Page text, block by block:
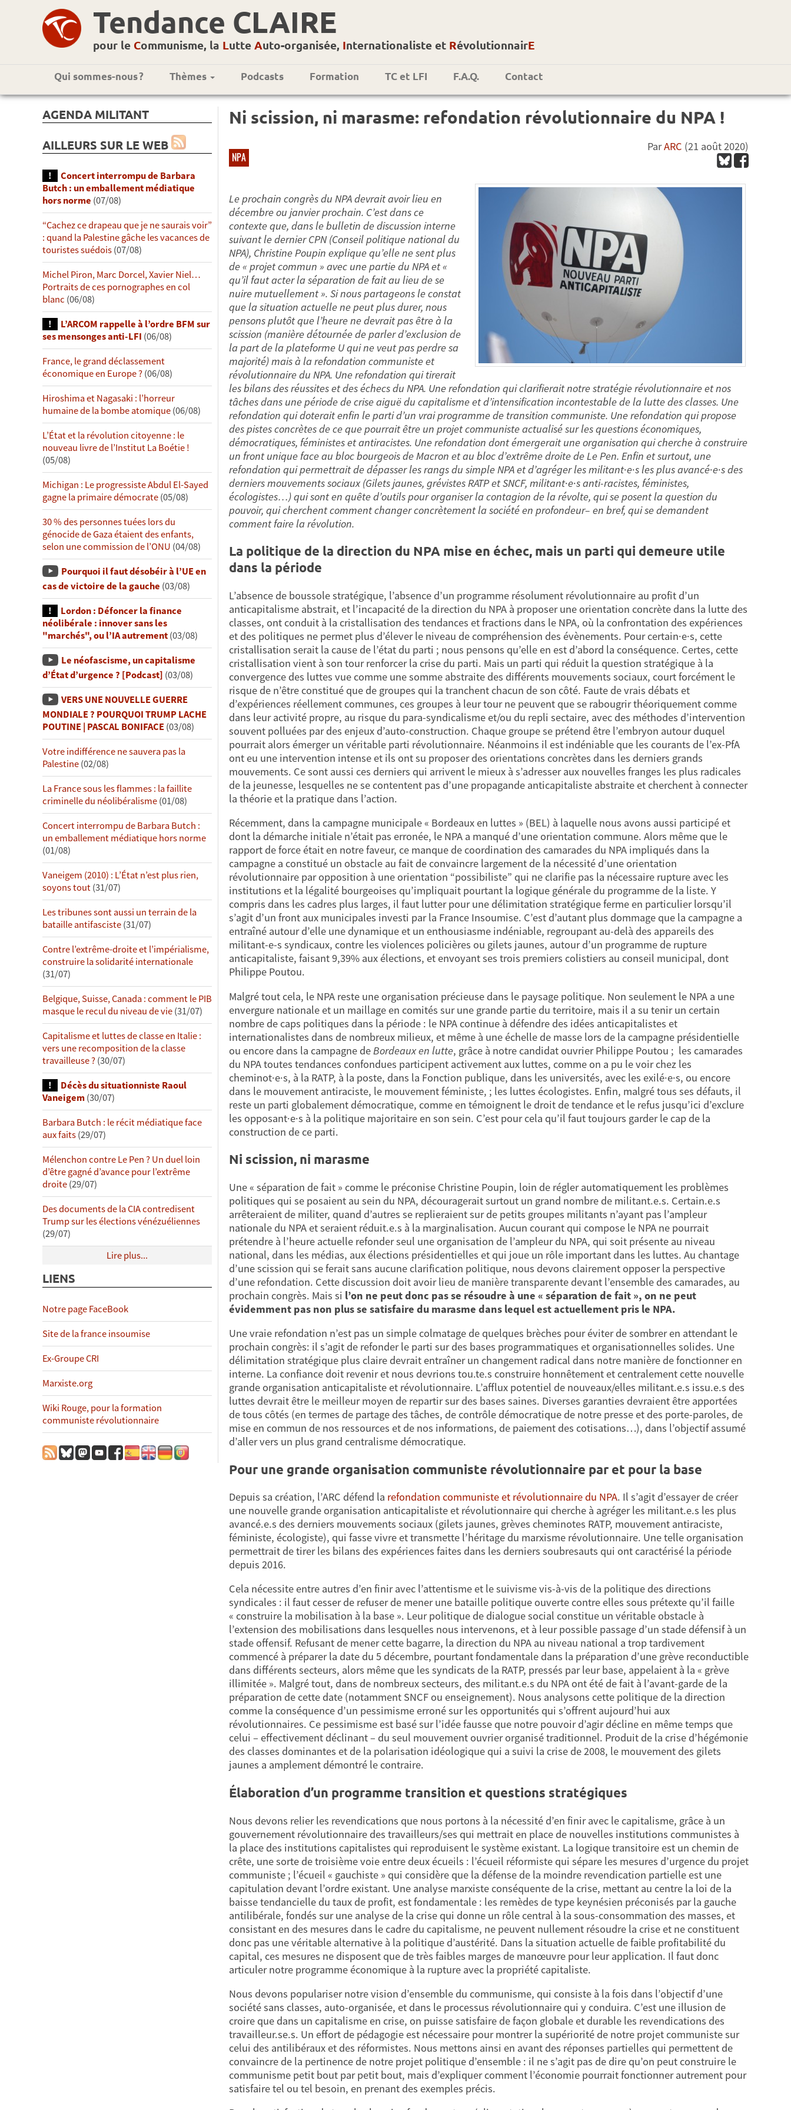
Tendance CLAIRE
pour le Communisme, la Lutte Auto-organisée, Internationaliste et RévolutionnairE
Qui sommes-nous ? Thèmes Podcasts Formation TC et LFI F.A.Q. Contact
AGENDA MILITANT
AILLEURS SUR LE WEB
Concert interrompu de Barbara
Butch : un emballement médiatique
hors norme (07/08)
“Cachez ce drapeau que je ne saurais voir”
: quand la Palestine gâche les vacances de
touristes suédois(07/08)
Michel Piron, Marc Dorcel, Xavier Niel…
Portraits de ces pornographes en col
blanc (06/08)
L’ARCOM rappelle à l’ordre BFM sur
ses mensonges anti-LFI (06/08)
France, le grand déclassement
économique en Europe ?(06/08)
Hiroshima et Nagasaki : l’horreur
humaine de la bombe atomique(06/08)
L’État et la révolution citoyenne : le
nouveau livre de l’Institut La Boétie !
(05/08)
Michigan : Le progressiste Abdul El-Sayed
gagne la primaire démocrate(05/08)
30 % des personnes tuées lors du
génocide de Gaza étaient des enfants,
selon une commission de l’ONU (04/08)
Pourquoi il faut désobéir à l’UE en
cas de victoire de la gauche (03/08)
Lordon : Défoncer la finance
néolibérale : innover sans les
"marchés", ou l’IA autrement(03/08)
Le néofascisme, un capitalisme
d’État d’urgence ? [Podcast] (03/08)
VERS UNE NOUVELLE GUERRE
MONDIALE ? POURQUOI TRUMP LACHE
POUTINE | PASCAL BONIFACE(03/08)
Votre indifférence ne sauvera pas la
Palestine(02/08)
La France sous les flammes : la faillite
criminelle du néolibéralisme(01/08)
Concert interrompu de Barbara Butch :
un emballement médiatique hors norme
(01/08)
Vaneigem (2010) : L’État n’est plus rien,
soyons tout(31/07)
Les tribunes sont aussi un terrain de la
bataille antifasciste(31/07)
Contre l’extrême-droite et l’impérialisme,
construire la solidarité internationale
(31/07)
Belgique, Suisse, Canada : comment le PIB
masque le recul du niveau de vie(31/07)
Capitalisme et luttes de classe en Italie :
vers une recomposition de la classe
travailleuse ?(30/07)
Décès du situationniste Raoul
Vaneigem(30/07)
Barbara Butch : le récit médiatique face
aux faits(29/07)
Mélenchon contre Le Pen ? Un duel loin
d’être gagné d’avance pour l’extrême
droite(29/07)
Des documents de la CIA contredisent
Trump sur les élections vénézuéliennes
(29/07)
Lire plus...
LIENS
Notre page FaceBook
Site de la france insoumise
Ex-Groupe CRI
Marxiste.org
Wiki Rouge, pour la formation
communiste révolutionnaire
Ni scission, ni marasme: refondation révolutionnaire du NPA !
NPA
ParARC (21 août 2020)
Le prochain congrès du NPA devrait avoir lieu en
décembre ou janvier prochain. C’est dans ce
contexte que, dans le bulletin de discussion interne
suivant le dernier CPN (Conseil politique national du
NPA), Christine Poupin explique qu’elle ne sent plus
de « projet commun » avec une partie du NPA et «
qu’il faut acter la séparation de fait au lieu de se
nuire mutuellement ». Si nous partageons le constat
que la situation actuelle ne peut plus durer, nous
pensons plutôt que l’heure ne devrait pas être à la
scission (manière détournée de parler d’exclusion de
la part de la plateforme U qui ne veut pas perdre sa
majorité) mais à la refondation communiste et
révolutionnaire du NPA. Une refondation qui tirerait
les bilans des réussites et des échecs du NPA. Une refondation qui clarifierait notre stratégie révolutionnaire et nos
tâches dans une période de crise aiguë du capitalisme et d’intensification incontestable de la lutte des classes. Une
refondation qui doterait enfin le parti d’un vrai programme de transition communiste. Une refondation qui propose
des pistes concrètes de ce que pourrait être un projet communiste actualisé sur les questions économiques,
démocratiques, féministes et antiracistes. Une refondation dont émergerait une organisation qui cherche à construire
un front unique face au bloc bourgeois de Macron et au bloc d’extrême droite de Le Pen. Enfin et surtout, une
refondation qui permettrait de dépasser les rangs du simple NPA et d’agréger les militant·e·s les plus avancé·e·s des
derniers mouvements sociaux (Gilets jaunes, grévistes RATP et SNCF, militant·e·s anti-racistes, féministes,
écologistes…) qui sont en quête d’outils pour organiser la contagion de la révolte, qui se posent la question du
pouvoir, qui cherchent comment changer concrètement la société en profondeur– en bref, qui se demandent
comment faire la révolution.
La politique de la direction du NPA mise en échec, mais un parti qui demeure utile
dans la période
L’absence de boussole stratégique, l’absence d’un programme résolument révolutionnaire au profit d’un
anticapitalisme abstrait, et l’incapacité de la direction du NPA à proposer une orientation concrète dans la lutte des
classes, ont conduit à la cristallisation des tendances et fractions dans le NPA, où la confrontation des expériences
et des politiques ne permet plus d’élever le niveau de compréhension des évènements. Pour certain·e·s, cette
cristallisation serait la cause de l’état du parti ; nous pensons qu’elle en est d’abord la conséquence. Certes, cette
cristallisation vient à son tour renforcer la crise du parti. Mais un parti qui réduit la question stratégique à la
convergence des luttes vue comme une somme abstraite des différents mouvements sociaux, court forcément le
risque de n’être constitué que de groupes qui la tranchent chacun de son côté. Faute de vrais débats et
d’expériences réellement communes, ces groupes à leur tour ne peuvent que se rabougrir théoriquement comme
dans leur activité propre, au risque du para-syndicalisme et/ou du repli sectaire, avec des méthodes d’intervention
souvent polluées par des enjeux d’auto-construction. Chaque groupe se prétend être l’embryon autour duquel
pourrait alors émerger un véritable parti révolutionnaire. Néanmoins il est indéniable que les courants de l’ex-PfA
ont eu une intervention intense et ils ont su proposer des orientations concrètes dans les derniers grands
mouvements. Ce sont aussi ces derniers qui arrivent le mieux à s’adresser aux nouvelles franges les plus radicales
de la jeunesse, lesquelles ne se contentent pas d’une propagande anticapitaliste abstraite et cherchent à connecter
la théorie et la pratique dans l’action.
Récemment, dans la campagne municipale « Bordeaux en luttes » (BEL) à laquelle nous avons aussi participé et
dont la démarche initiale n’était pas erronée, le NPA a manqué d’une orientation commune. Alors même que le
rapport de force était en notre faveur, ce manque de coordination des camarades du NPA impliqués dans la
campagne a constitué un obstacle au fait de convaincre largement de la nécessité d’une orientation
révolutionnaire par opposition à une orientation “possibiliste” qui ne clarifie pas la nécessaire rupture avec les
institutions et la légalité bourgeoises qu’impliquait pourtant la logique générale du programme de la liste. Y
compris dans les cadres plus larges, il faut lutter pour une délimitation stratégique ferme en particulier lorsqu’il
s’agit d’un front aux municipales investi par la France Insoumise. C’est d’autant plus dommage que la campagne a
entraîné autour d’elle une dynamique et un enthousiasme indéniable, regroupant au-delà des appareils des
militant-e-s syndicaux, contre les violences policières ou gilets jaunes, autour d’un programme de rupture
anticapitaliste, faisant 9,39% aux élections, et envoyant ses trois premiers colistiers au conseil municipal, dont
Philippe Poutou.
Malgré tout cela, le NPA reste une organisation précieuse dans le paysage politique. Non seulement le NPA a une
envergure nationale et un maillage en comités sur une grande partie du territoire, mais il a su tenir un certain
nombre de caps politiques dans la période : le NPA continue à défendre des idées anticapitalistes et
internationalistes dans de nombreux milieux, et même à une échelle de masse lors de la campagne présidentielle
ou encore dans la campagne deBordeaux en lutte, grâce à notre candidat ouvrier Philippe Poutou ; les camarades
du NPA toutes tendances confondues participent activement aux luttes, comme on a pu le voir chez les
cheminot·e·s, à la RATP, à la poste, dans la Fonction publique, dans les universités, avec les exilé·e·s, ou encore
dans le mouvement antiraciste, le mouvement féministe, ; les luttes écologistes. Enfin, malgré tous ses défauts, il
reste un parti globalement démocratique, comme en témoignent le droit de tendance et le refus jusqu’ici d’exclure
les opposant·e·s à la politique majoritaire en son sein. C’est pour cela qu’il faut toujours garder le cap de la
construction de ce parti.
Ni scission, ni marasme
Une « séparation de fait » comme le préconise Christine Poupin, loin de régler automatiquement les problèmes
politiques qui se posaient au sein du NPA, découragerait surtout un grand nombre de militant.e.s. Certain.e.s
arrêteraient de militer, quand d’autres se replieraient sur de petits groupes militants n’ayant pas l’ampleur
nationale du NPA et seraient réduit.e.s à la marginalisation. Aucun courant qui compose le NPA ne pourrait
prétendre à l’heure actuelle refonder seul une organisation de l’ampleur du NPA, qui soit présente au niveau
national, dans les médias, aux élections présidentielles et qui joue un rôle important dans les luttes. Au chantage
d’une scission qui se ferait sans aucune clarification politique, nous devons clairement opposer la perspective
d’une refondation. Cette discussion doit avoir lieu de manière transparente devant l’ensemble des camarades, au
prochain congrès. Mais si l’on ne peut donc pas se résoudre à une « séparation de fait », on ne peut
évidemment pas non plus se satisfaire du marasme dans lequel est actuellement pris le NPA.
Une vraie refondation n’est pas un simple colmatage de quelques brèches pour éviter de sombrer en attendant le
prochain congrès: il s’agit de refonder le parti sur des bases programmatiques et organisationnelles solides. Une
délimitation stratégique plus claire devrait entraîner un changement radical dans notre manière de fonctionner en
interne. La confiance doit revenir et nous devrions tou.te.s construire honnêtement et centralement cette nouvelle
grande organisation anticapitaliste et révolutionnaire. L’afflux potentiel de nouveaux/elles militant.e.s issu.e.s des
luttes devrait être le meilleur moyen de repartir sur des bases saines. Diverses garanties devraient être apportées
de tous côtés (en termes de partage des tâches, de contrôle démocratique de notre presse et des porte-paroles, de
mise en commun de nos ressources et de nos informations, de paiement des cotisations…), dans l’objectif assumé
d’aller vers un plus grand centralisme démocratique.
Pour une grande organisation communiste révolutionnaire par et pour la base
Depuis sa création, l’ARC défend la refondation communiste et révolutionnaire du NPA. Il s’agit d’essayer de créer
une nouvelle grande organisation anticapitaliste et révolutionnaire qui cherche à agréger les militant.e.s les plus
avancé.e.s des derniers mouvements sociaux (gilets jaunes, grèves cheminotes RATP, mouvement antiraciste,
féministe, écologiste), qui fasse vivre et transmette l’héritage du marxisme révolutionnaire. Une telle organisation
permettrait de tirer les bilans des expériences faites dans les derniers soubresauts qui ont caractérisé la période
depuis 2016.
Cela nécessite entre autres d’en finir avec l’attentisme et le suivisme vis-à-vis de la politique des directions
syndicales : il faut cesser de refuser de mener une bataille politique ouverte contre elles sous prétexte qu’il faille
« construire la mobilisation à la base ». Leur politique de dialogue social constitue un véritable obstacle à
l’extension des mobilisations dans lesquelles nous intervenons, et à leur possible passage d’un stade défensif à un
stade offensif. Refusant de mener cette bagarre, la direction du NPA au niveau national a trop tardivement
commencé à préparer la date du 5 décembre, pourtant fondamentale dans la préparation d’une grève reconductible
dans différents secteurs, alors même que les syndicats de la RATP, pressés par leur base, appelaient à la « grève
illimitée ». Malgré tout, dans de nombreux secteurs, des militant.e.s du NPA ont été de fait à l’avant-garde de la
préparation de cette date (notamment SNCF ou enseignement). Nous analysons cette politique de la direction
comme la conséquence d’un pessimisme erroné sur les opportunités qui s’offrent aujourd’hui aux
révolutionnaires. Ce pessimisme est basé sur l’idée fausse que notre pouvoir d’agir décline en même temps que
celui – effectivement déclinant – du seul mouvement ouvrier organisé traditionnel. Produit de la crise d’hégémonie
des classes dominantes et de la polarisation idéologique qui a suivi la crise de 2008, le mouvement des gilets
jaunes a amplement démontré le contraire.
Élaboration d’un programme transition et questions stratégiques
Nous devons relier les revendications que nous portons à la nécessité d’en finir avec le capitalisme, grâce à un
gouvernement révolutionnaire des travailleurs/ses qui mettrait en place de nouvelles institutions communistes à
la place des institutions capitalistes qui reproduisent le système existant. La logique transitoire est un chemin de
crête, une sorte de troisième voie entre deux écueils : l’écueil réformiste qui sépare les mesures d’urgence du projet
communiste ; l’écueil « gauchiste » qui considère que la défense de la moindre revendication partielle est une
capitulation devant l’ordre existant. Une analyse marxiste conséquente de la crise, mettant au centre la loi de la
baisse tendancielle du taux de profit, est fondamentale : les remèdes de type keynésien préconisés par la gauche
antilibérale, fondés sur une analyse de la crise qui donne un rôle central à la sous-consommation des masses, et
consistant en des mesures dans le cadre du capitalisme, ne peuvent nullement résoudre la crise et ne constituent
donc pas une véritable alternative à la politique d’austérité. Dans la situation actuelle de faible profitabilité du
capital, ces mesures ne disposent que de très faibles marges de manœuvre pour leur application. Il faut donc
articuler notre programme économique à la rupture avec la propriété capitaliste.
Nous devons populariser notre vision d’ensemble du communisme, qui consiste à la fois dans l’objectif d’une
société sans classes, auto-organisée, et dans le processus révolutionnaire qui y conduira. C’est une illusion de
croire que dans un capitalisme en crise, on puisse satisfaire de façon globale et durable les revendications des
travailleur.se.s. Un effort de pédagogie est nécessaire pour montrer la supériorité de notre projet communiste sur
celui des antilibéraux et des réformistes. Nous mettons ainsi en avant des réponses partielles qui permettent de
convaincre de la pertinence de notre projet politique d’ensemble : il ne s’agit pas de dire qu’on peut construire le
communisme petit bout par petit bout, mais d’expliquer comment l’économie pourrait fonctionner autrement pour
satisfaire tel ou tel besoin, en prenant des exemples précis.